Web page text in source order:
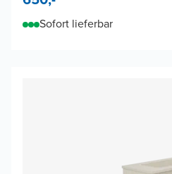
Sofort lieferbar